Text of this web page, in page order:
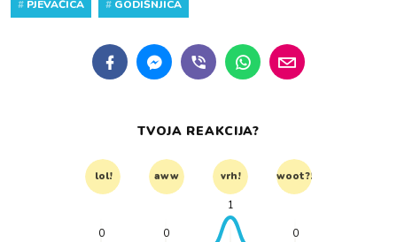
# PJEVAČICA # GODIŠNJICA
TVOJA REAKCIJA?
lol! aww vrh! woot?!
0 0
1
0